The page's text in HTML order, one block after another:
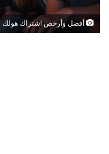
أفضل وأرخص اشتراك هولك IPTV للحصول على تجربة مشاهدة ممتازة